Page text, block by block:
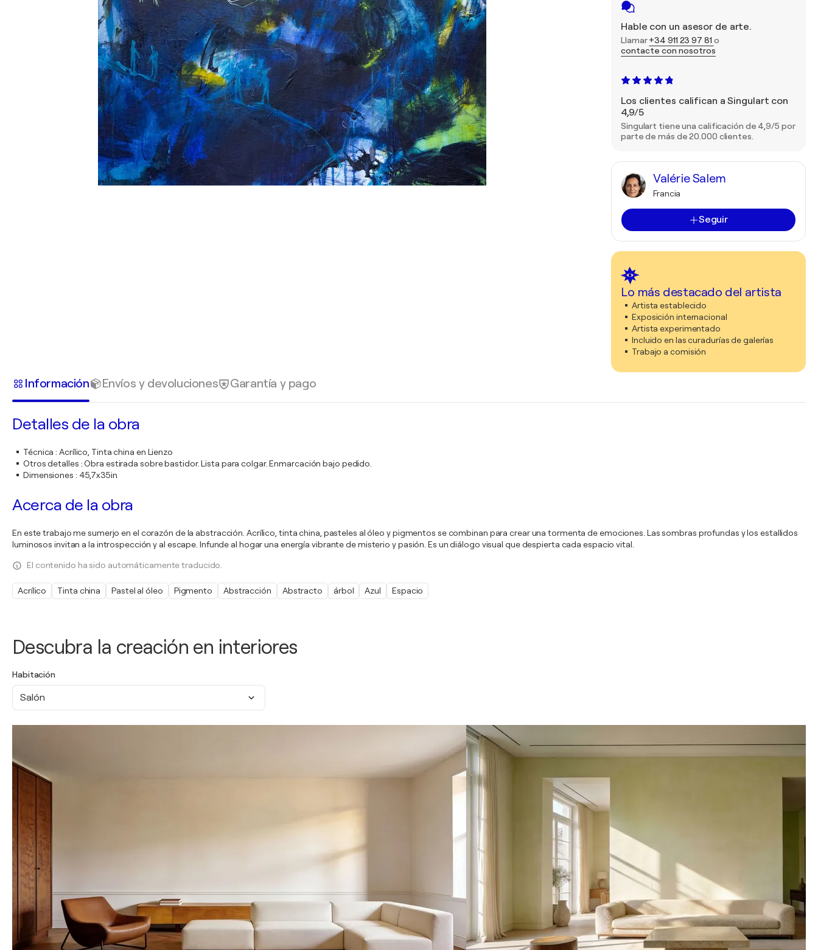
Hable con un asesor de arte.
Llamar+34 911 23 97 81 o
contacte con nosotros
Los clientes califican a Singulart con
4,9/5
Singulart tiene una calificación de 4,9/5 por
parte de más de 20.000 clientes.
Valérie Salem
Francia
Seguir
Lo más destacado del artista
Artista establecido
Exposición internacional
Artista experimentado
Incluido en las curadurías de galerías
Trabajo a comisión
Descubra la creación en interiores
Habitación
Salón
Información Envíos y devoluciones Garantía y pago
Detalles de la obra
Técnica :Acrílico, Tinta china en Lienzo
Otros detalles :Obra estirada sobre bastidor. Lista para colgar. Enmarcación bajo pedido.
Dimensiones : 45,7x35in
Acerca de la obra
En este trabajo me sumerjo en el corazón de la abstracción. Acrílico, tinta china, pasteles al óleo y pigmentos se combinan para crear una tormenta de emociones. Las sombras profundas y los estallidos
luminosos invitan a la introspección y al escape. Infunde al hogar una energía vibrante de misterio y pasión. Es un diálogo visual que despierta cada espacio vital.
El contenido ha sido automáticamente traducido.
Acrílico Tinta china Pastel al óleo Pigmento Abstracción Abstracto árbol Azul Espacio